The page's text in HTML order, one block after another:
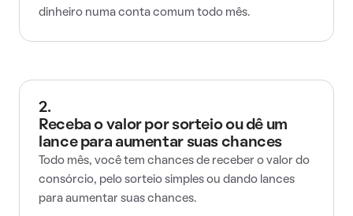
dinheiro numa conta comum todo mês.
2.
Receba o valor por sorteio ou dê um
lance para aumentar suas chances
Todo mês, você tem chances de receber o valor do
consórcio, pelo sorteio simples ou dando lances
para aumentar suas chances.